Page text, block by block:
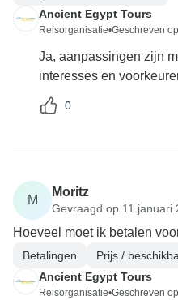
Ancient Egypt Tours
Reisorganisatie•Geschreven
Ja, aanpassingen zijn
interesses en
0
M
Moritz
Gevraagd op 11 januari
Hoeveel moet ik betalen
Betalingen
Prijs /
Ancient Egypt Tours
Reisorganisatie•Geschreven